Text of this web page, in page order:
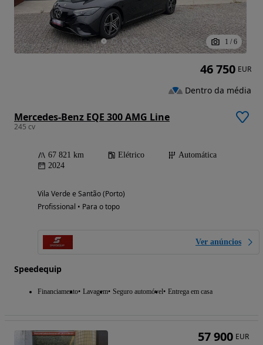
1 / 6
Mercedes-Benz EQE 300 AMG Line
245 cv
67 821 km Elétrico
Automática
2024
Vila Verde e Santão (Porto)
Profissional • Para o topo
Ver anúncios
Speedequip
Financiamento Lavagem Seguro automóvel Entrega em casa
46 750 EUR
Dentro da média
57 900 EUR